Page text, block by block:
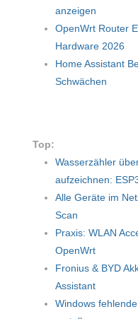
anzeigen
OpenWrt Router
Hardware 2026
Home Assistant
Schwächen
Top:
Wasserzähler
aufzeichnen:
Alle Geräte im
Scan
Praxis: WLAN
OpenWrt
Fronius & BYD
Assistant
Windows